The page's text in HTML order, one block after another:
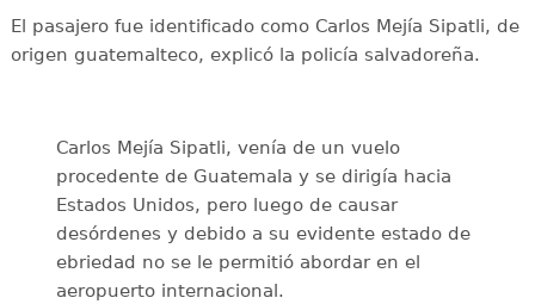
El pasajero fue identificado como Carlos Mejía Sipatli, de
origen guatemalteco, explicó la policía salvadoreña.
Carlos Mejía Sipatli, venía de un vuelo
procedente de Guatemala y se dirigía hacia
Estados Unidos, pero luego de causar
desórdenes y debido a su evidente estado de
ebriedad no se le permitió abordar en el
aeropuerto internacional.